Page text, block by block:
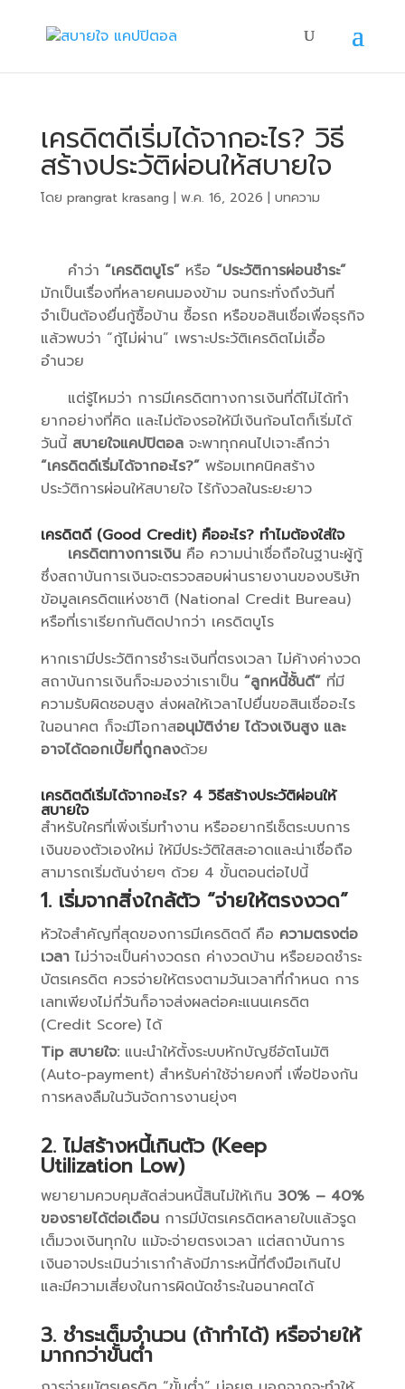
เครดิตดีเริ่มได้จากอะไร? วิธี
สร้างประวัติผ่อนให้สบายใจ
โดย prangrat krasang | พ.ค. 16, 2026 | บทความ
คำว่า “เครดิตบูโร”หรือ “ประวัติการผ่อนชำระ”
มักเป็นเรื่องที่หลายคนมองข้าม จนกระทั่งถึงวันที่
จำเป็นต้องยื่นกู้ซื้อบ้าน ซื้อรถ หรือขอสินเชื่อเพื่อธุรกิจ
แล้วพบว่า “กู้ไม่ผ่าน” เพราะประวัติเครดิตไม่เอื้อ
อำนวย
แต่รู้ไหมว่า การมีเครดิตทางการเงินที่ดีไม่ได้ทำ
ยากอย่างที่คิด และไม่ต้องรอให้มีเงินก้อนโตก็เริ่มได้
วันนี้ สบายใจแคปปิตอลจะพาทุกคนไปเจาะลึกว่า
“เครดิตดีเริ่มได้จากอะไร?”พร้อมเทคนิคสร้าง
ประวัติการผ่อนให้สบายใจ ไร้กังวลในระยะยาว
เครดิตดี (Good Credit) คืออะไร? ทำไมต้องใส่ใจ
เครดิตทางการเงินคือ ความน่าเชื่อถือในฐานะผู้กู้
ซึ่งสถาบันการเงินจะตรวจสอบผ่านรายงานของบริษัท
ข้อมูลเครดิตแห่งชาติ (National Credit Bureau)
หรือที่เราเรียกกันติดปากว่า เครดิตบูโร
หากเรามีประวัติการชำระเงินที่ตรงเวลา ไม่ค้างค่างวด
สถาบันการเงินก็จะมองว่าเราเป็น “ลูกหนี้ชั้นดี”ที่มี
ความรับผิดชอบสูง ส่งผลให้เวลาไปยื่นขอสินเชื่ออะไร
ในอนาคต ก็จะมีโอกาสอนุมัติง่าย ได้วงเงินสูง และ
อาจได้ดอกเบี้ยที่ถูกลงด้วย
เครดิตดีเริ่มได้จากอะไร? 4 วิธีสร้างประวัติผ่อนให้
สบายใจ
สำหรับใครที่เพิ่งเริ่มทำงาน หรืออยากรีเซ็ตระบบการ
เงินของตัวเองใหม่ ให้มีประวัติใสสะอาดและน่าเชื่อถือ
สามารถเริ่มต้นง่ายๆ ด้วย 4 ขั้นตอนต่อไปนี้
1. เริ่มจากสิ่งใกล้ตัว “จ่ายให้ตรงงวด”
หัวใจสำคัญที่สุดของการมีเครดิตดี คือ ความตรงต่อ
เวลาไม่ว่าจะเป็นค่างวดรถ ค่างวดบ้าน หรือยอดชำระ
บัตรเครดิต ควรจ่ายให้ตรงตามวันเวลาที่กำหนด การ
เลทเพียงไม่กี่วันก็อาจส่งผลต่อคะแนนเครดิต
(Credit Score) ได้
Tip สบายใจ:แนะนำให้ตั้งระบบหักบัญชีอัตโนมัติ
(Auto-payment) สำหรับค่าใช้จ่ายคงที่ เพื่อป้องกัน
การหลงลืมในวันจัดการงานยุ่งๆ
2. ไม่สร้างหนี้เกินตัว (Keep
Utilization Low)
พยายามควบคุมสัดส่วนหนี้สินไม่ให้เกิน 30% – 40%
ของรายได้ต่อเดือนการมีบัตรเครดิตหลายใบแล้วรูด
เต็มวงเงินทุกใบ แม้จะจ่ายตรงเวลา แต่สถาบันการ
เงินอาจประเมินว่าเรากำลังมีภาระหนี้ที่ตึงมือเกินไป
และมีความเสี่ยงในการผิดนัดชำระในอนาคตได้
3. ชำระเต็มจำนวน (ถ้าทำได้) หรือจ่ายให้
มากกว่าขั้นต่ำ